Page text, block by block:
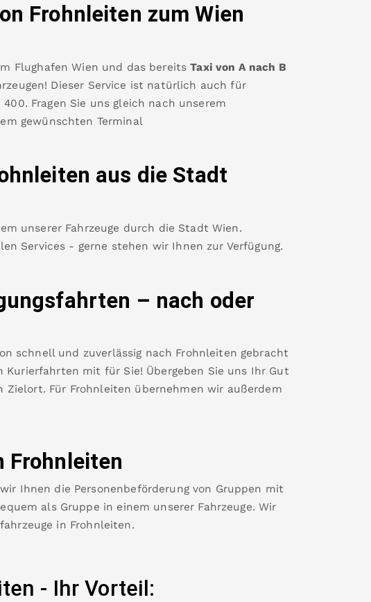
Frohnleiten zum Wien
Flughafen Wien und das bereits Taxi von A nach B
Dieser Service ist natürlich auch für
400. Fragen Sie uns gleich nach unserem
gewünschten Terminal
aus die Stadt
unserer Fahrzeuge durch die Stadt Wien.
Services - gerne stehen wir Ihnen zur Verfügung.
– nach oder
schnell und zuverlässig nach Frohnleiten gebracht
mit für Sie! Übergeben Sie uns Ihr Gut
Zielort. Für Frohnleiten übernehmen wir außerdem
Frohnleiten
Ihnen die Personenbeförderung von Gruppen mit
als Gruppe in einem unserer Fahrzeuge. Wir
in Frohnleiten.
- Ihr Vorteil: